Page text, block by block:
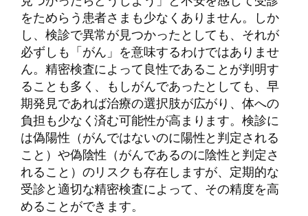
をためらう患者さまも少なくありません。しか
し、検診で異常が見つかったとしても、それが
必ずしも「がん」を意味するわけではありませ
ん。精密検査によって良性であることが判明す
ることも多く、もしがんであったとしても、早
期発見であれば治療の選択肢が広がり、体への
負担も少なく済む可能性が高まります。検診に
は偽陽性（がんではないのに陽性と判定される
こと）や偽陰性（がんであるのに陰性と判定さ
れること）のリスクも存在しますが、定期的な
受診と適切な精密検査によって、その精度を高
めることができます。